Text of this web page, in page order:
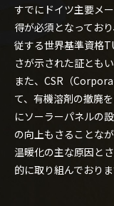
すでにドイツ主要メ
得が必須となってお
従する世界基準資格
さが示された証ともい
また、CSR（
て、有機溶剤の撤廃
にソーラーパネルの
の向上もさることな
温暖化の主な原因と
的に取り組んでおりま